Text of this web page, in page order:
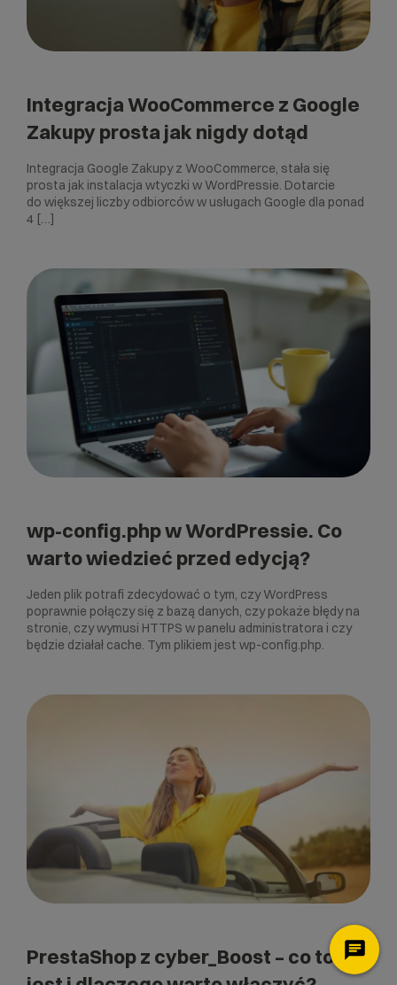
Integracja WooCommerce z Google
Zakupy prosta jak nigdy dotąd
Integracja Google Zakupy z WooCommerce, stała się
prosta jak instalacja wtyczki w WordPressie. Dotarcie
do większej liczby odbiorców w usługach Google dla ponad
4 […]
wp-config.php w WordPressie. Co
warto wiedzieć przed edycją?
Jeden plik potrafi zdecydować o tym, czy WordPress
poprawnie połączy się z bazą danych, czy pokaże błędy na
stronie, czy wymusi HTTPS w panelu administratora i czy
będzie działał cache. Tym plikiem jest wp-config.php.
PrestaShop z cyber_Boost – co to